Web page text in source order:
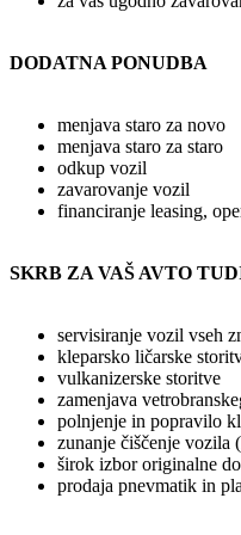
DODATNA PONUDBA
menjava staro za novo
menjava staro za staro
odkup vozil
zavarovanje vozil
financiranje leasing,
SKRB ZA VAŠ AVTO
servisiranje vozil vseh
kleparsko ličarske
vulkanizerske storitve
zamenjava
polnjenje in popravilo
zunanje čiščenje vozila
širok izbor originalne
prodaja pnevmatik in